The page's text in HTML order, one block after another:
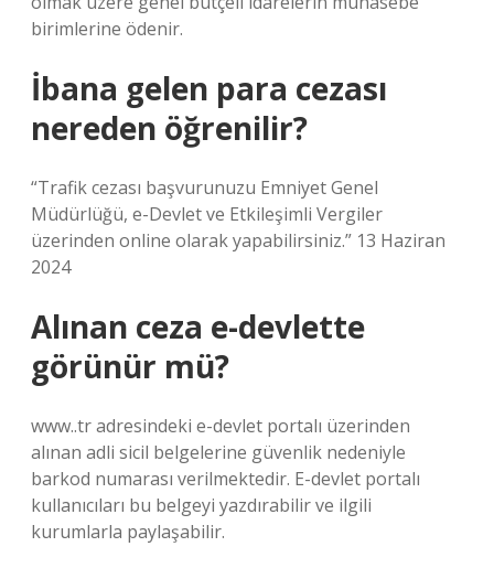
birimlerine ödenir.
İbana gelen para cezası
nereden öğrenilir?
“Trafik cezası başvurunuzu Emniyet Genel
Müdürlüğü, e-Devlet ve Etkileşimli Vergiler
üzerinden online olarak yapabilirsiniz.” 13 Haziran
2024
Alınan ceza e-devlette
görünür mü?
www..tr adresindeki e-devlet portalı üzerinden
alınan adli sicil belgelerine güvenlik nedeniyle
barkod numarası verilmektedir. E-devlet portalı
kullanıcıları bu belgeyi yazdırabilir ve ilgili
kurumlarla paylaşabilir.